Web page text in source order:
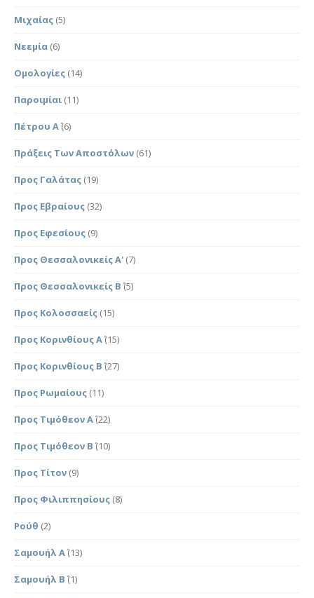
Μιχαίας (5)
Νεεμία (6)
Ομολογίες (14)
Παροιμίαι (11)
Πέτρου Α΄(6)
Πράξεις Των Αποστόλων (61)
Προς Γαλάτας (19)
Προς Εβραίους (32)
Προς Εφεσίους (9)
Προς Θεσσαλονικείς Α' (7)
Προς Θεσσαλονικείς Β΄ (5)
Προς Κολοσσαείς (15)
Προς Κορινθίους Α΄(15)
Προς Κορινθίους Β΄ (27)
Προς Ρωμαίους (11)
Προς Τιμόθεον Α΄(22)
Προς Τιμόθεον Β΄ (10)
Προς Τίτον (9)
Προς Φιλιππησίους (8)
Ρούθ (2)
Σαμουήλ Α΄(13)
Σαμουήλ Β΄ (1)